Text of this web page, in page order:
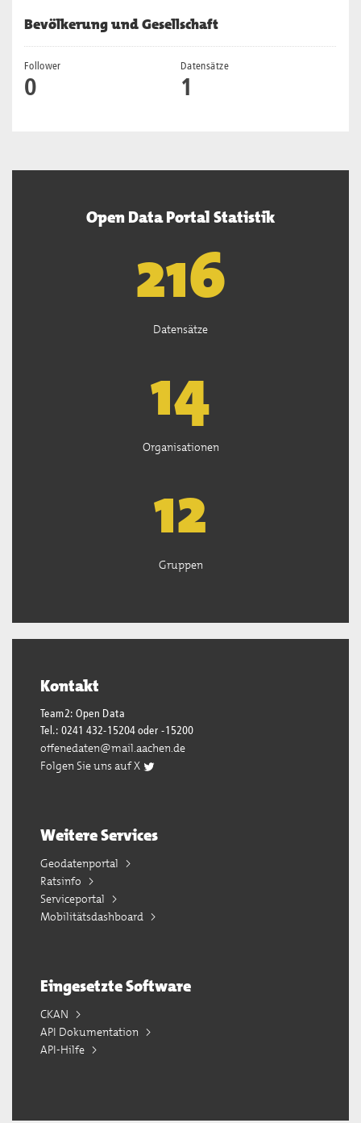
Bevölkerung und Gesellschaft
Follower
0
Datensätze
1
Open Data Portal Statistik
218
Datensätze
14
Organisationen
13
Gruppen
Kontakt
Team2: Open Data
Tel.: 0241 432-15204 oder -15200
offenedaten@mail.aachen.de
Folgen Sie uns auf X
Weitere Services
Geodatenportal
Ratsinfo
Serviceportal
Mobilitätsdashboard
Eingesetzte Software
CKAN
API Dokumentation
API-Hilfe